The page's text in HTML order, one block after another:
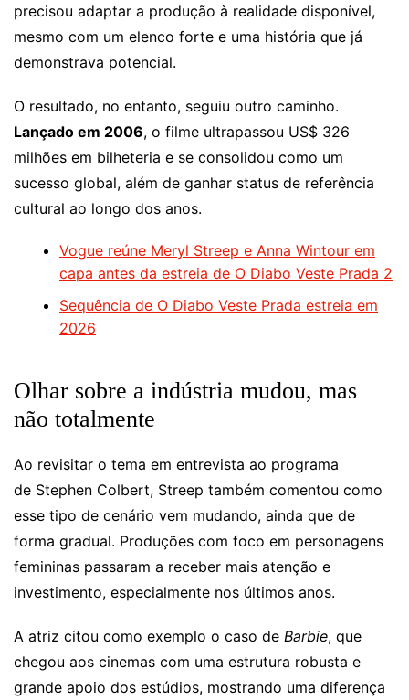
precisou adaptar a produção à realidade disponível,
mesmo com um elenco forte e uma história que já
demonstrava potencial.
O resultado, no entanto, seguiu outro caminho.
Lançado em 2006, o filme ultrapassou US$ 326
milhões em bilheteria e se consolidou como um
sucesso global, além de ganhar status de referência
cultural ao longo dos anos.
Vogue reúne Meryl Streep e Anna Wintour em
capa antes da estreia de O Diabo Veste Prada 2
Sequência de O Diabo Veste Prada estreia em
2026
Olhar sobre a indústria mudou, mas
não totalmente
Ao revisitar o tema em entrevista ao programa
de Stephen Colbert, Streep também comentou como
esse tipo de cenário vem mudando, ainda que de
forma gradual. Produções com foco em personagens
femininas passaram a receber mais atenção e
investimento, especialmente nos últimos anos.
A atriz citou como exemplo o caso de Barbie, que
chegou aos cinemas com uma estrutura robusta e
grande apoio dos estúdios, mostrando uma diferença